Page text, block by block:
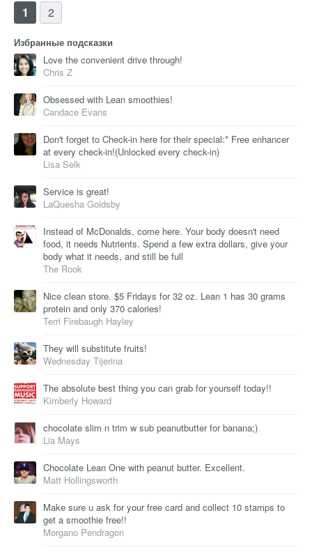
1 2
Избранные подсказки
Love the convenient drive through!
Chris Z
Obsessed with Lean smoothies!
Candace Evans
Don't forget to Check-in here for their special:* Free enhancer
at every check-in!(Unlocked every check-in)
Lisa Selk
Service is great!
LaQuesha Goldsby
Instead of McDonalds, come here. Your body doesn't need
food, it needs Nutrients. Spend a few extra dollars, give your
body what it needs, and still be full
The Rook
Nice clean store. $5 Fridays for 32 oz. Lean 1 has 30 grams
protein and only 370 calories!
Terri Firebaugh Hayley
They will substitute fruits!
Wednesday Tijerina
The absolute best thing you can grab for yourself today!!
Kimberly Howard
chocolate slim n trim w sub peanutbutter for banana;)
Lia Mays
Chocolate Lean One with peanut butter. Excellent.
Matt Hollingsworth
Make sure u ask for your free card and collect 10 stamps to
get a smoothie free!!
Morgano Pendragon